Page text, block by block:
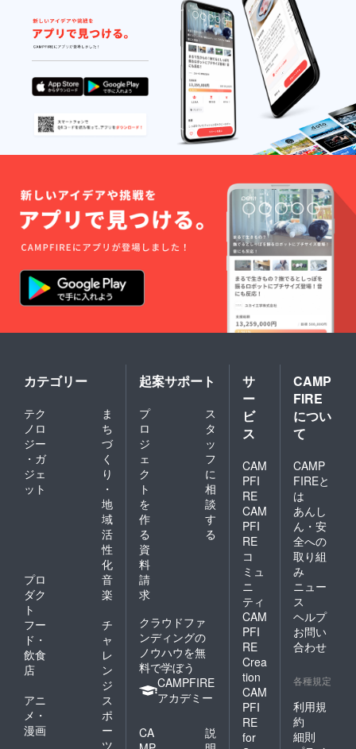
カテゴリー
テク
ノロ
ジー
・ガ
ジェ
ット
ま
ち
づ
く
り
・
地
域
活
性
化
プロ
ダク
ト
音
楽
フー
ド・
飲食
店
チ
ャ
レ
ン
ジ
アニ
メ・
漫画
ス
ポ
ー
ツ
起案サポート
プ
ロ
ジ
ェ
ク
ト
を
作
る
ス
タ
ッ
フ
に
相
談
す
る
資
料
請
求
クラウドファ
ンディングの
ノウハウを無
料で学ぼう
CAMPFIRE
アカデミー
CA
説
サ
ー
ビ
ス
CAM
PFI
RE
CAM
PFI
RE
コ
ミュ
ニ
ティ
CAM
PFI
RE
Crea
tion
CAM
PFI
RE
for
CAMP
FIRE
につい
て
CAMP
FIREと
は
あんし
ん・安
全への
取り組
み
ニュー
ス
ヘルプ
お問い
合わせ
各種規定
利用規
約
細則